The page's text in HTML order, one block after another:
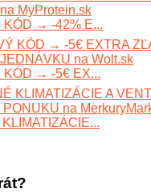
KÓD → -42% E...
KÓD → -5€ EX...